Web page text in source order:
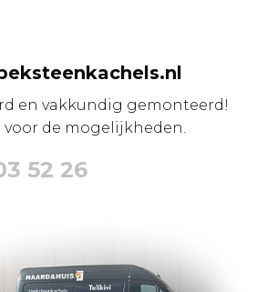
en vakkundig gemonteerd!
de mogelijkheden.
52 26